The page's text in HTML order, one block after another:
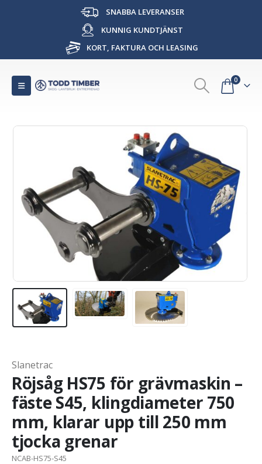
SNABBA LEVERANSER
KUNNIG KUNDTJÄNST
KORT, FAKTURA OCH LEASING
0
Slanetrac
Röjsåg HS75 för grävmaskin –
fäste S45, klingdiameter 750
mm, klarar upp till 250 mm
tjocka grenar
NCAB-HS75-S45